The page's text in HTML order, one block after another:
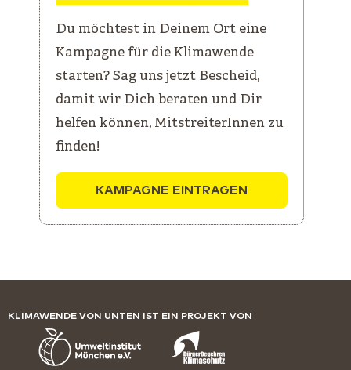
Du möchtest in Deinem Ort eine
Kampagne für die Klimawende
starten? Sag uns jetzt Bescheid,
damit wir Dich beraten und Dir
helfen können, MitstreiterInnen zu
finden!
KAMPAGNE EINTRAGEN
KLIMAWENDE VON UNTEN IST EIN PROJEKT VON